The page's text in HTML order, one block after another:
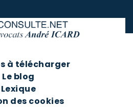
à télécharger
Le blog
Lexique
des cookies